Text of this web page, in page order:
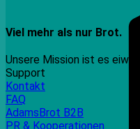
Viel mehr als nur Brot.
Unsere Mission ist es
Support
Kontakt
FAQ
AdamsBrot B2B
PR & Kooperationen